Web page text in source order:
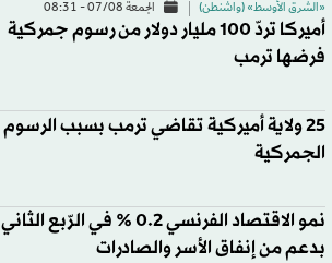
«الشرق الأوسط» (واشنطن) الجمعة 07/08 - 08:31
أميركا تردّ 100 مليار دولار من رسوم جمركية
فرضها ترمب
25 ولاية أميركية تقاضي ترمب بسبب الرسوم
الجمركية
نمو الاقتصاد الفرنسي 0.2 % في الرّبع الثاني
بدعم من إنفاق الأسر والصادرات